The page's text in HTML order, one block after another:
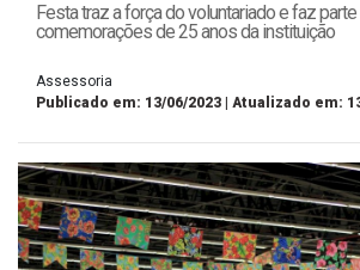
Festa traz a força do voluntariado e faz
comemorações de 25 anos da instituição
Assessoria
Publicado em: 13/06/2023 | Atualizado em: